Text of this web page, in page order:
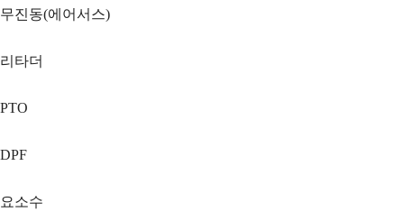
무진동(에어서스)
리타더
PTO
DPF
요소수